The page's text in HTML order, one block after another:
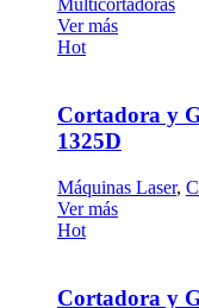
Multicortadoras
Ver más
Hot
Cortadora y
1325D
Máquinas Laser,
Ver más
Hot
Cortadora y